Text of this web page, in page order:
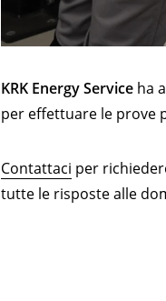
KRK Energy Serviceha
per effettuare le prove
Contattaci per
tutte le risposte alle